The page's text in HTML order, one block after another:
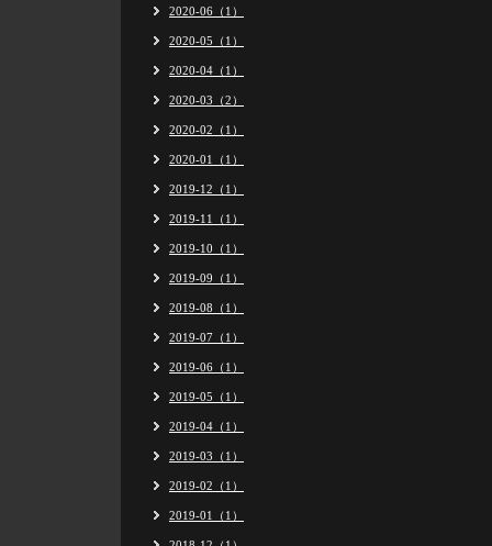
2020-06（1）
2020-05（1）
2020-04（1）
2020-03（2）
2020-02（1）
2020-01（1）
2019-12（1）
2019-11（1）
2019-10（1）
2019-09（1）
2019-08（1）
2019-07（1）
2019-06（1）
2019-05（1）
2019-04（1）
2019-03（1）
2019-02（1）
2019-01（1）